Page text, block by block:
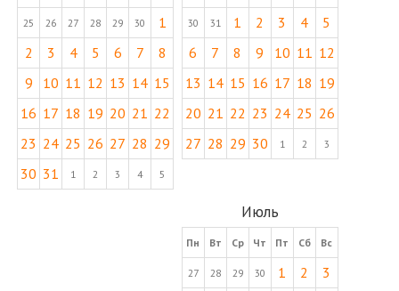
25 26 27 28 29 30
1
2
3 4 5 6 7
8
9
10 11 12 13 14 15
16 17 18 19 20 21 22
23 24 25 26 27 28 29
30 31 1 2 3 4 5
30 31 1 2 3 4
5
6
7 8 9 10 11 12
13 14 15 16 17 18 19
20 21 22 23 24 25 26
27 28 29 30 1 2 3
Июль
Пн Вт Ср Чт Пт Сб Вс
27 28 29 30 1 2
3